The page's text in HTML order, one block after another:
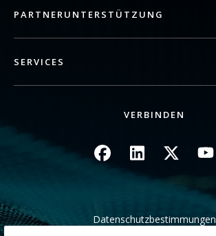
PARTNERUNTERSTÜTZUNG
SERVICES
VERBINDEN
Bild Bild Bild Bild
Datenschutzbestimmungen